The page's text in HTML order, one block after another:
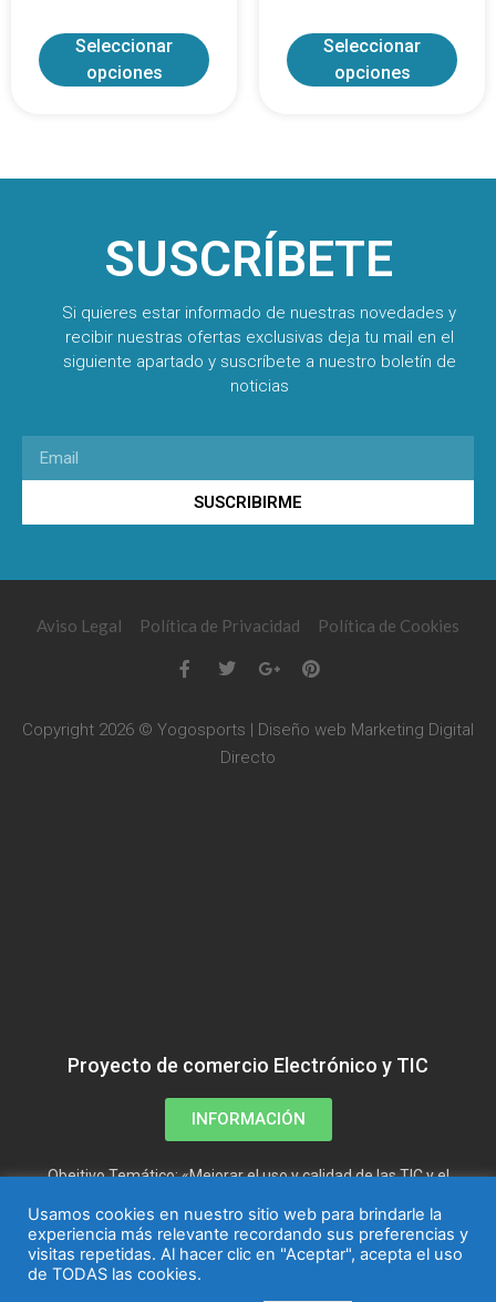
Seleccionar
opciones
Seleccionar
opciones
SUSCRÍBETE
Si quieres estar informado de nuestras novedades y
recibir nuestras ofertas exclusivas deja tu mail en el
siguiente apartado y suscríbete a nuestro boletín de
noticias
SUSCRIBIRME
Aviso Legal Política de Privacidad Política de Cookies
Copyright 2026 © Yogosports | Diseño web Marketing Digital
Directo
Proyecto de comercio Electrónico y TIC
INFORMACIÓN
Obejtivo Temático: «Mejorar el uso y calidad de las TIC y el
Usamos cookies en nuestro sitio web para brindarle la
experiencia más relevante recordando sus preferencias y
visitas repetidas. Al hacer clic en "Aceptar", acepta el uso
de TODAS las cookies.